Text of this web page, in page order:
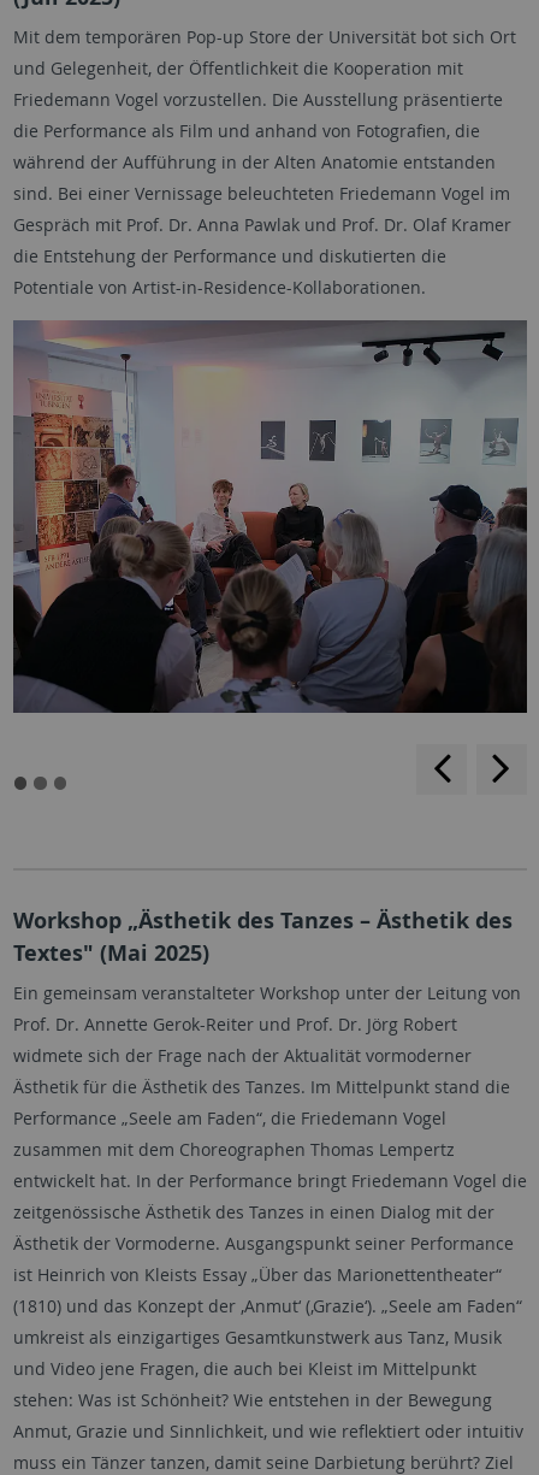
Mit dem temporären Pop-up Store der Universität bot sich Ort
und Gelegenheit, der Öffentlichkeit die Kooperation mit
Friedemann Vogel vorzustellen. Die Ausstellung präsentierte
die Performance als Film und anhand von Fotografien, die
während der Aufführung in der Alten Anatomie entstanden
sind. Bei einer Vernissage beleuchteten Friedemann Vogel im
Gespräch mit Prof. Dr. Anna Pawlak und Prof. Dr. Olaf Kramer
die Entstehung der Performance und diskutierten die
Potentiale von Artist-in-Residence-Kollaborationen.
blättern
Workshop „Ästhetik des Tanzes – Ästhetik des
Textes" (Mai 2025)
Ein gemeinsam veranstalteter Workshop unter der Leitung von
Prof. Dr. Annette Gerok-Reiter und Prof. Dr. Jörg Robert
widmete sich der Frage nach der Aktualität vormoderner
Ästhetik für die Ästhetik des Tanzes. Im Mittelpunkt stand die
Performance „Seele am Faden“, die Friedemann Vogel
zusammen mit dem Choreographen Thomas Lempertz
entwickelt hat. In der Performance bringt Friedemann Vogel die
zeitgenössische Ästhetik des Tanzes in einen Dialog mit der
Ästhetik der Vormoderne. Ausgangspunkt seiner Performance
ist Heinrich von Kleists Essay „Über das Marionettentheater“
(1810) und das Konzept der ‚Anmut‘ (‚Grazie‘). „Seele am Faden“
umkreist als einzigartiges Gesamtkunstwerk aus Tanz, Musik
und Video jene Fragen, die auch bei Kleist im Mittelpunkt
stehen: Was ist Schönheit? Wie entstehen in der Bewegung
Anmut, Grazie und Sinnlichkeit, und wie reflektiert oder intuitiv
muss ein Tänzer tanzen, damit seine Darbietung berührt? Ziel